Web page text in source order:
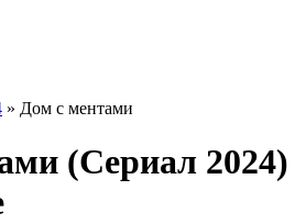
» Дом с ментами
(Сериал 2024)